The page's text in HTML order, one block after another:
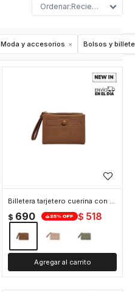
Recientes
Moda y accesorios Bolsos y
Billetera tarjetero cuerina con colgante - 11x14cm - Marron
$ 690 $ 518